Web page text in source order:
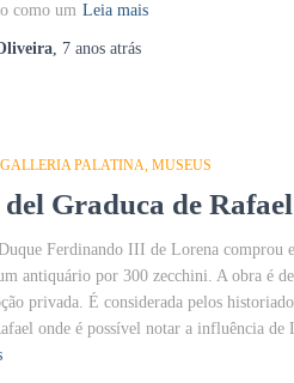
como um Leia mais
, 7 anos atrás
GALLERIA PALATINA MUSEUS
Graduca de Rafael
Ferdinando III de Lorena comprou
antiquário por 300 zecchini. A obra é
privada. É considerada pelos
onde é possível notar a influência de